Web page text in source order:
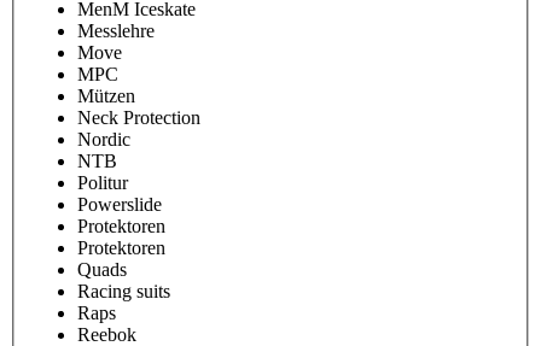
MenM Iceskate
Messlehre
Move
MPC
Mützen
Neck Protection
Nordic
NTB
Politur
Powerslide
Protektoren
Protektoren
Quads
Racing suits
Raps
Reebok